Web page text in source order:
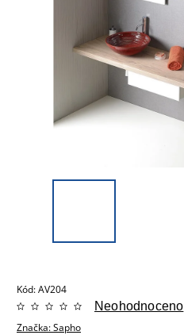
Kód:AV204
Značka:Sapho
Neohodnoceno